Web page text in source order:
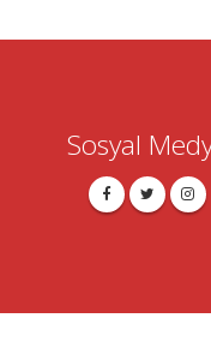
Sosyal